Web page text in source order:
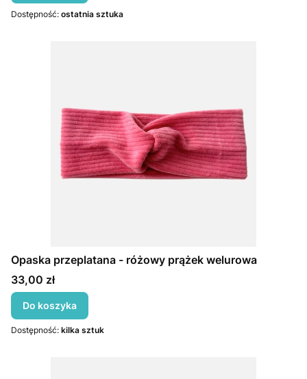
Dostępność: ostatnia sztuka
Opaska przeplatana - różowy prążek welurowa
Cena
33,00 zł
Do koszyka
Dostępność: kilka sztuk